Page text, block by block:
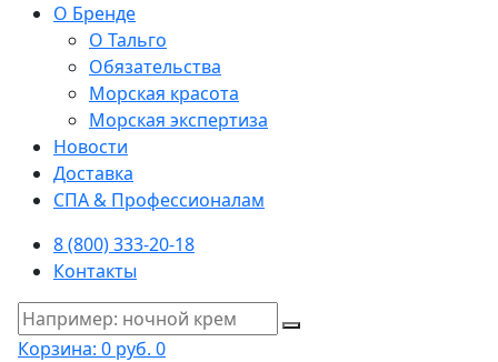
О Бренде
О Тальго
Обязательства
Морская красота
Морская экспертиза
Новости
Доставка
СПА & Профессионалам
8 (800) 333-20-18
Контакты
Корзина: 0 руб. 0